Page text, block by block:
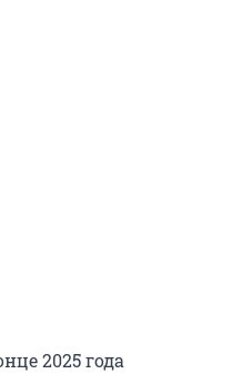
2025 года